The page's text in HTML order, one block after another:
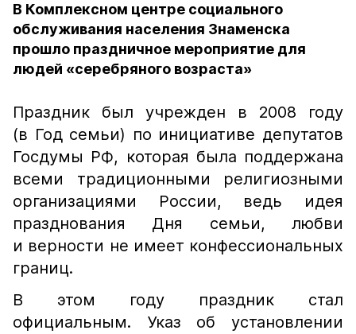
В Комплексном центре социального
обслуживания населения Знаменска
прошло праздничное мероприятие для
людей «серебряного возраста»
Праздник был учрежден в 2008 году
(в Год семьи) по инициативе депутатов
Госдумы РФ, которая была поддержана
всеми традиционными религиозными
организациями России, ведь идея
празднования Дня семьи, любви
и верности не имеет конфессиональных
границ.
В этом году праздник стал
официальным. Указ об установлении